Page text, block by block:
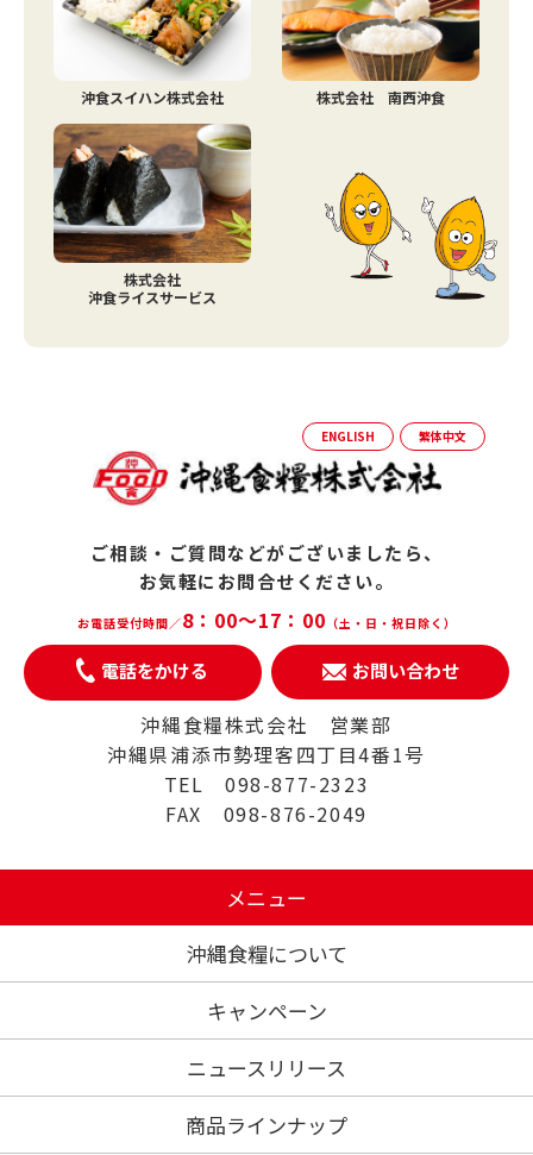
沖食スイハン株式会社 株式会社 南西沖食
株式会社
沖食ライスサービス
ENGLISH 繁体中文
ご相談・ご質問などがございましたら、
お気軽にお問合せください。
お電話受付時間／8：00～17：00 （土・日・祝日除く）
電話をかける お問い合わせ
沖縄食糧株式会社 営業部
沖縄県浦添市勢理客四丁目4番1号
TEL 098-877-2323
FAX 098-876-2049
メニュー
沖縄食糧について
キャンペーン
ニュースリリース
商品ラインナップ